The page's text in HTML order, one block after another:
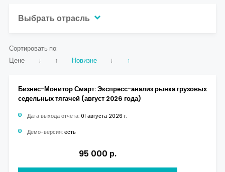
Сортировать по:
Цене
↓ ↑ Новизне ↓ ↑
Бизнес-Монитор Смарт: Экспресс-анализ рынка грузовых
седельных тягачей (август 2026 года)
Дата выхода отчёта: 01 августа 2026 г.
Демо-версия: есть
95 000 р.
Выбрать отрасль